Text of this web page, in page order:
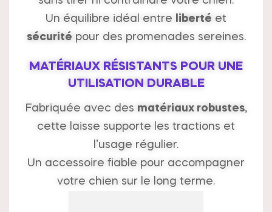
Un équilibre idéal entre liberté et
sécurité pour des promenades sereines.
MATÉRIAUX RÉSISTANTS POUR UNE
UTILISATION DURABLE
Fabriquée avec des matériaux robustes,
cette laisse supporte les tractions et
l’usage régulier.
Un accessoire fiable pour accompagner
votre chien sur le long terme.